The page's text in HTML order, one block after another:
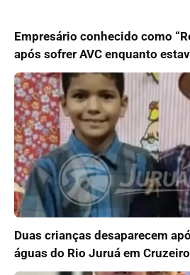
Empresário conhecido como
após sofrer AVC enquanto
Duas crianças desaparecem
águas do Rio Juruá em Cruzeiro